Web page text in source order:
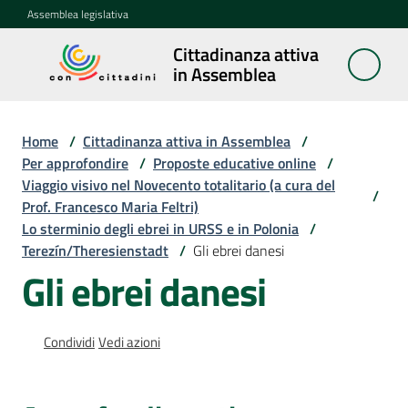
Vai al contenuto
Vai alla navigazione
Vai al footer
Assemblea legislativa
Cittadinanza attiva
in Assemblea
Cittadinanza
attiva in
Concittadini
Porte
aperte
in
Assemblea
Mostre
Home / Cittadinanza attiva in Assemblea /
Per approfondire / Proposte educative online /
Viaggio visivo nel Novecento totalitario (a cura del
Prof. Francesco Maria Feltri)
/
Lo sterminio degli ebrei in URSS e in Polonia /
Terezín/Theresienstadt / Gli ebrei danesi
Gli ebrei danesi
CondividiVedi azioni